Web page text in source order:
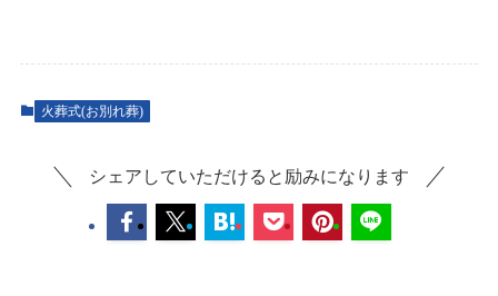
火葬式(お別れ葬)
シェアしていただけると励みになります